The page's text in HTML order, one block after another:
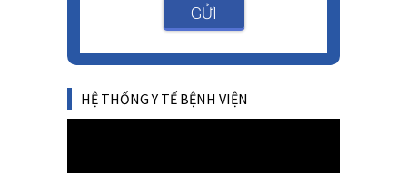
GỬI
HỆ THỐNG Y TẾ BỆNH VIỆN